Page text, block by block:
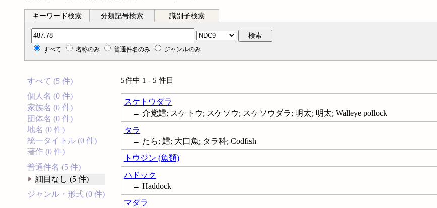
キーワード検索 分類記号検索 識別子検索
分類記号検索 検索
すべて 名称のみ 普通件名のみ ジャンルのみ
すべて (5 件)
個人名 (0 件)
家族名 (0 件)
団体名 (0 件)
地名 (0 件)
統一タイトル (0 件)
著作 (0 件)
普通件名 (5 件)
細目なし (5 件)
ジャンル・形式 (0 件)
5件中 1 - 5 件目
スケトウダラ
← 介党鱈; スケトウ; スケソウ; スケソウダラ; 明太; 明太; Walleye pollock
タラ
← たら; 鱈; 大口魚; タラ科; Codfish
トウジン (魚類)
ハドック
← Haddock
マダラ